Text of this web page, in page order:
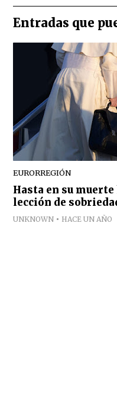
Entradas que
EURORREGIÓN
Hasta en su muerte
lección de
UNKNOWN HACE UN AÑO